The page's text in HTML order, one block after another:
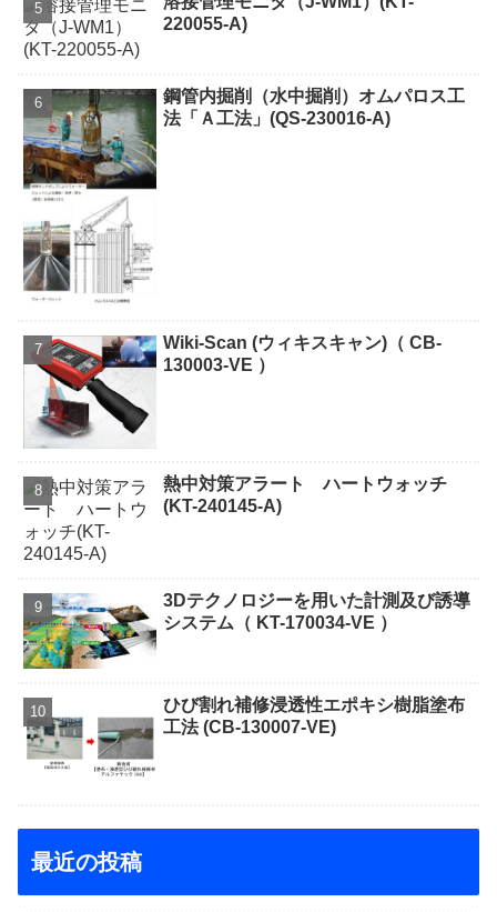
220055-A)
鋼管内掘削（水中掘削）オムパロス工
法「Ａ工法」(QS-230016-A)
Wiki-Scan (ウィキスキャン)（ CB-
130003-VE ）
熱中対策アラート ハートウォッチ
(KT-240145-A)
3Dテクノロジーを用いた計測及び誘導
システム（ KT-170034-VE ）
ひび割れ補修浸透性エポキシ樹脂塗布
工法 (CB-130007-VE)
最近の投稿